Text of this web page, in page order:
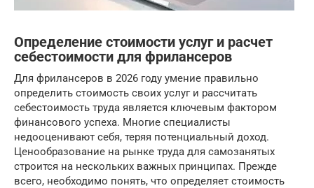
Определение стоимости услуг и расчет
себестоимости для фрилансеров
Для фрилансеров в 2026 году умение правильно
определить стоимость своих услуг и рассчитать
себестоимость труда является ключевым фактором
финансового успеха. Многие специалисты
недооценивают себя, теряя потенциальный доход.
Ценообразование на рынке труда для самозанятых
строится на нескольких важных принципах. Прежде
всего, необходимо понять, что определяет стоимость